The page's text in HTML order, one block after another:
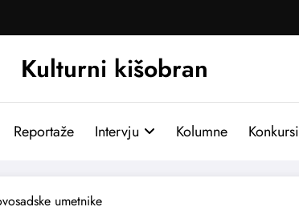
Kulturni kišobran
Reportaže Intervju Kolumne Konkursi
umetnike